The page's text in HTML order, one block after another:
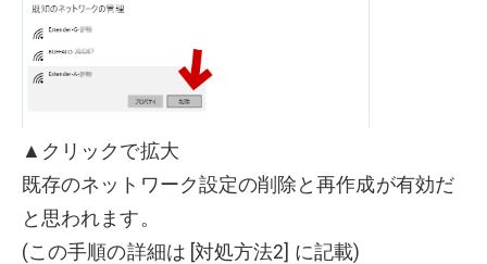
▲クリックで拡大
既存のネットワーク設定の削除と再作成が有効だ
と思われます。
(この手順の詳細は [対処方法2] に記載)